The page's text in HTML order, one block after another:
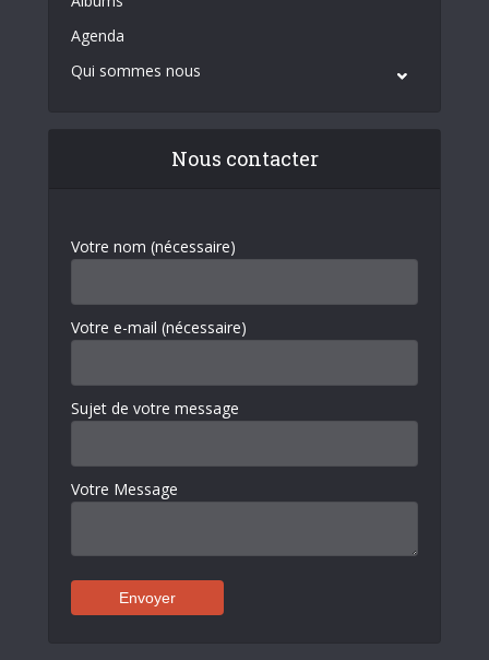
Agenda
Qui sommes nous
Nous contacter
Votre nom (nécessaire)
Votre e-mail (nécessaire)
Sujet de votre message
Votre Message